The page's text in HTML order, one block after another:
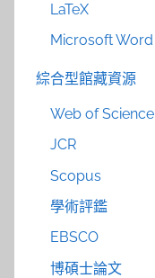
LaTeX
Microsoft Word
綜合型館藏資源
Web of Science
JCR
Scopus
學術評鑑
EBSCO
博碩士論文